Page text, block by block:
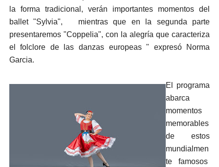
la forma tradicional, verán importantes momentos del
ballet "Sylvia", mientras que en la segunda parte
presentaremos "Coppelia", con la alegría que caracteriza
el folclore de las danzas europeas " expresó Norma
Garcia.
El programa
abarca
momentos
memorables
de estos
mundialmen
te famosos